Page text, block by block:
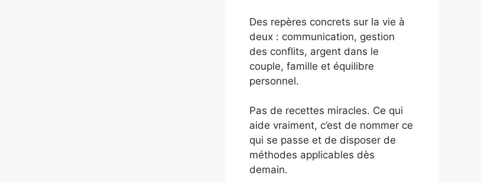
Des repères concrets sur la vie à
deux : communication, gestion
des conflits, argent dans le
couple, famille et équilibre
personnel.
Pas de recettes miracles. Ce qui
aide vraiment, c’est de nommer ce
qui se passe et de disposer de
méthodes applicables dès
demain.